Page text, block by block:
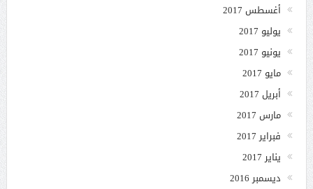
أغسطس 2017
يوليو 2017
يونيو 2017
مايو 2017
أبريل 2017
مارس 2017
فبراير 2017
يناير 2017
ديسمبر 2016